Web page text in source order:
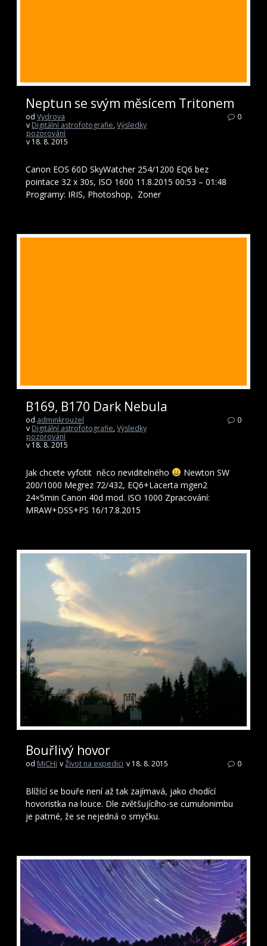
Neptun se svým měsícem Tritonem
od Vydrova
v Digitální astrofotografie,Výsledky
pozorování
v 18. 8. 2015
0
Canon EOS 60D SkyWatcher 254/1200 EQ6 bez
pointace 32 x 30s, ISO 1600 11.8.2015 00:53 – 01:48
Programy: IRIS, Photoshop, Zoner
B169, B170 Dark Nebula
od adminkrouzel
v Digitální astrofotografie,Výsledky
pozorování
v 18. 8. 2015
0
Jak chcete vyfotit něco neviditelného
Newton SW
200/1000 Megrez 72/432, EQ6+Lacerta mgen2
24×5min Canon 40d mod. ISO 1000 Zpracování:
MRAW+DSS+PS 16/17.8.2015
Bouřlivý hovor
od MiCHi vŽivot na expedici v 18. 8. 2015 0
Blížící se bouře není až tak zajímavá, jako chodící
hovoristka na louce. Dle zvětšujícího-se cumulonimbu
je patrné, že se nejedná o smyčku.